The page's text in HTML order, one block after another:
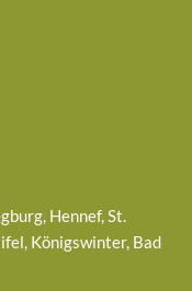
Hennef, St.
Königswinter, Bad